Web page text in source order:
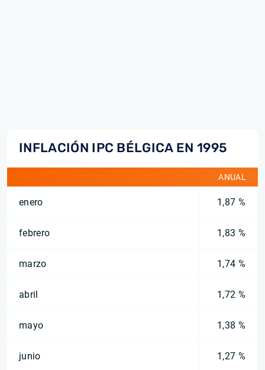
INFLACIÓN IPC BÉLGICA EN 1995
ANUAL
enero 1,87 %
febrero 1,83 %
marzo 1,74 %
abril 1,72 %
mayo 1,38 %
junio 1,27 %